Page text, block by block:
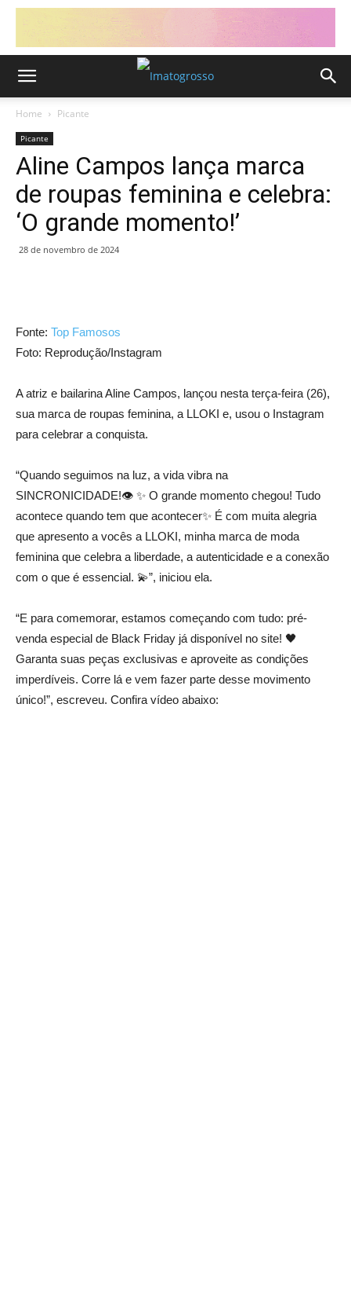
Home Picante
Picante
Aline Campos lança marca
de roupas feminina e celebra:
‘O grande momento!’
28 de novembro de 2024
Fonte: Top Famosos
Foto: Reprodução/Instagram
A atriz e bailarina Aline Campos, lançou nesta terça-feira (26),
sua marca de roupas feminina, a LLOKI e, usou o Instagram
para celebrar a conquista.
“Quando seguimos na luz, a vida vibra na
SINCRONICIDADE!👁️ ✨ O grande momento chegou! Tudo
acontece quando tem que acontecer✨ É com muita alegria
que apresento a vocês a LLOKI, minha marca de moda
feminina que celebra a liberdade, a autenticidade e a conexão
com o que é essencial. 💫”, iniciou ela.
“E para comemorar, estamos começando com tudo: pré-
venda especial de Black Friday já disponível no site! 🖤
Garanta suas peças exclusivas e aproveite as condições
imperdíveis. Corre lá e vem fazer parte desse movimento
único!”, escreveu. Confira vídeo abaixo: